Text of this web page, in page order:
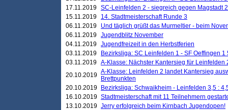
17.11.2019 SC-Leinfelden 2 - siegreich gegen Magstadt 2
15.11.2019
14. Stadtmeisterschaft Runde 3
06.11.2019
Und täglich grüßt das Murmeltier - beim
06.11.2019 Jugendblitz November
04.11.2019 Jugendfreizeit in den Herbstferien
03.11.2019
Bezirksliga: SC Leinfelden 1 - SF Oeffingen 1
03.11.2019 A-Klasse: Nächster Kantersieg für Leinfelden
20.10.2019 A-Klasse: Leinfelden 2 landet Kantersieg
Brettpunkten
20.10.2019
Bezirksliga: Schwaikheim - Leinfelden 3,5 :
16.10.2019 Stadtmeisterschaft mit 11 Teilnehmern
13.10.2019 Jerry erfolgreich beim Kirnbach Jugendopen!